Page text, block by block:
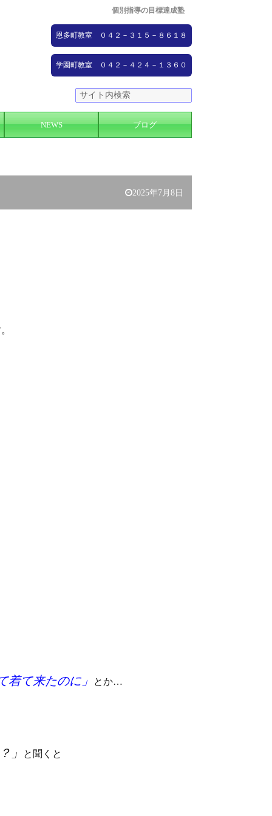
個別指導の目標達成塾
恩多町教室 ０４２－３１５－８６１８
学園町教室 ０４２－４２４－１３６０
NEWS ブログ
2025年7月8日
着て来たのに」 とか…
」 と聞くと